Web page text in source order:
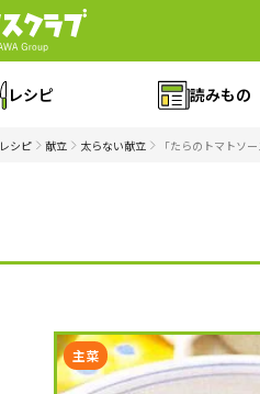
レシピ 読みもの
レシピ 献立 太らない献立 「たらのトマトソ
主菜